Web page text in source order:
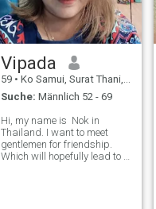
Vipada
59 • Ko Samui, Surat Thani, Thailand
Suche: Männlich 52 - 69
Hi, my name is Nok in
Thailand. I want to meet
gentlemen for friendship.
Which will hopefully lead to a